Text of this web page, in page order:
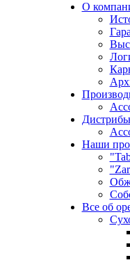
О
Наши
Все об